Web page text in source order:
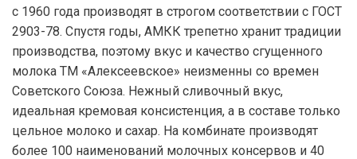
с 1960 года производят в строгом соответствии с ГОСТ
2903-78. Спустя годы, АМКК трепетно хранит традиции
производства, поэтому вкус и качество сгущенного
молока ТМ «Алексеевское» неизменны со времен
Советского Союза. Нежный сливочный вкус,
идеальная кремовая консистенция, а в составе только
цельное молоко и сахар. На комбинате производят
более 100 наименований молочных консервов и 40